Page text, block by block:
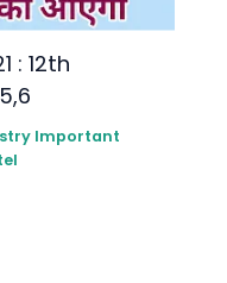
: 12th
lmportant